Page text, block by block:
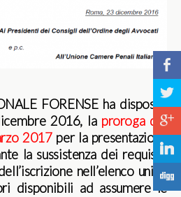
FORENSE ha disposto
2016, la proroga del
2017per la presentazione
la sussistenza dei requisiti
nell’elenco unico
disponibili ad assumere le
b
a
c
j
F